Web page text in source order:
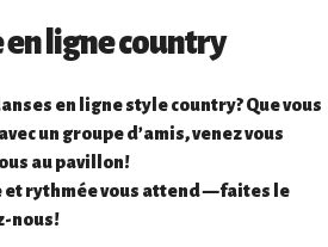
en ligne country
en ligne stylecountry? Que vous
un groupe d’amis, venez vous
aupavillon!
et rythmée vous attend — faites le
nous!